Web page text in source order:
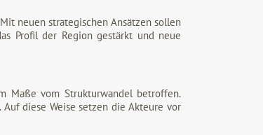
neuen strategischen Ansätzen sollen
Profil der Region gestärkt und neue
Maße vom Strukturwandel betroffen.
diese Weise setzen die Akteure vor